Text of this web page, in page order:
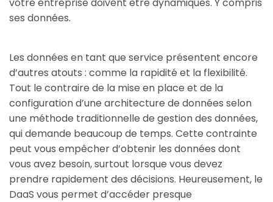
ses données.
Les données en tant que service présentent encore
d’autres atouts : comme la rapidité et la flexibilité.
Tout le contraire de la mise en place et de la
configuration d’une architecture de données selon
une méthode traditionnelle de gestion des données,
qui demande beaucoup de temps. Cette contrainte
peut vous empêcher d’obtenir les données dont
vous avez besoin, surtout lorsque vous devez
prendre rapidement des décisions. Heureusement, le
DaaS vous permet d’accéder presque